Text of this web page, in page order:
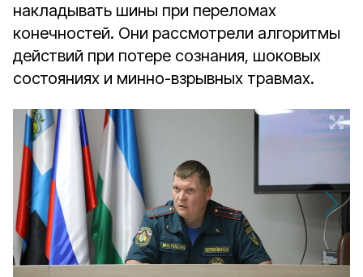
накладывать шины при переломах
конечностей. Они рассмотрели алгоритмы
действий при потере сознания, шоковых
состояниях и минно-взрывных травмах.